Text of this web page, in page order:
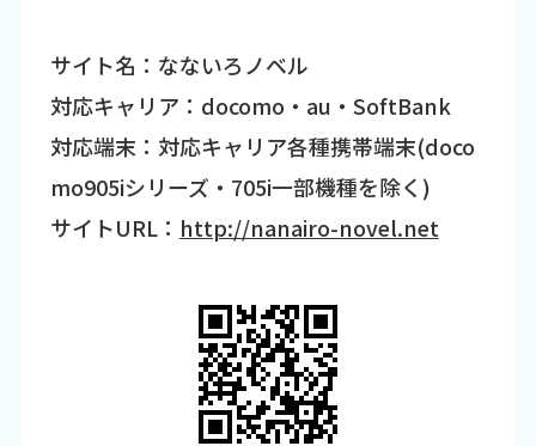
サイト名：なないろノベル
対応キャリア：docomo・au・SoftBank
対応端末：対応キャリア各種携帯端末(doco
mo905iシリーズ・705i一部機種を除く)
サイトURL： http://nanairo-novel.net